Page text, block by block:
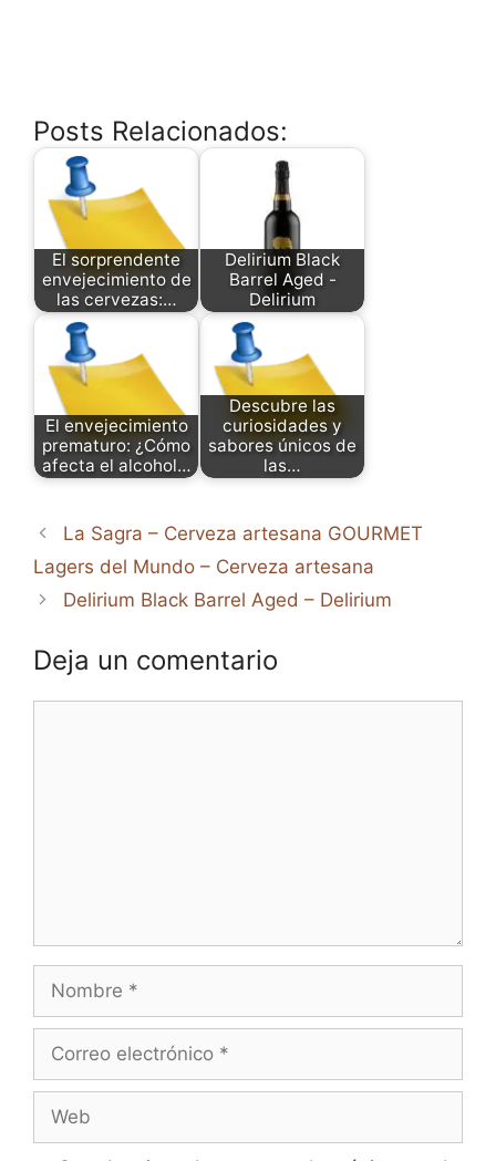
Posts Relacionados:
El sorprendente
envejecimiento de
las cervezas:…
Delirium Black
Barrel Aged -
Delirium
El envejecimiento
prematuro: ¿Cómo
afecta el alcohol…
Descubre las
curiosidades y
sabores únicos de
las…
La Sagra – Cerveza artesana GOURMET
Lagers del Mundo – Cerveza artesana
Delirium Black Barrel Aged – Delirium
Deja un comentario
electrónico